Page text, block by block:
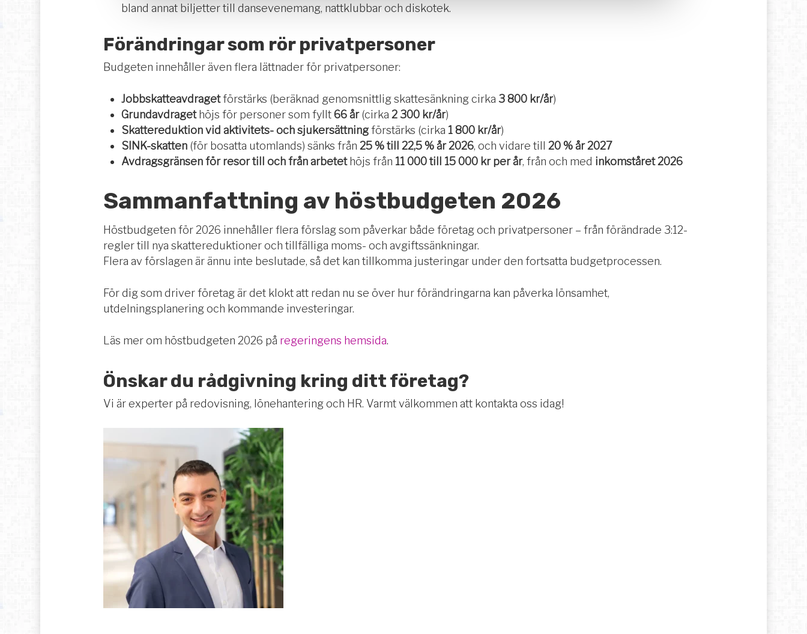
bland annat biljetter till dansevenemang, nattklubbar och diskotek.
Förändringar som rör privatpersoner
Budgeten innehåller även flera lättnader för privatpersoner:
Jobbskatteavdragetförstärks (beräknad genomsnittlig skattesänkning cirka 3 800 kr/år)
Grundavdragethöjs för personer som fyllt66 år(cirka 2 300 kr/år)
Skattereduktion vid aktivitets- och sjukersättningförstärks (cirka 1 800 kr/år)
SINK-skatten (för bosatta utomlands) sänks från 25 % till 22,5 % år 2026, och vidare till 20 % år 2027
Avdragsgränsen för resor till och från arbetethöjs från 11 000 till 15 000 kr per år, från och med inkomståret 2026
Sammanfattning av höstbudgeten 2026
Höstbudgeten för 2026 innehåller flera förslag som påverkar både företag och privatpersoner – från förändrade 3:12-
regler till nya skattereduktioner och tillfälliga moms- och avgiftssänkningar.
Flera av förslagen är ännu inte beslutade, så det kan tillkomma justeringar under den fortsatta budgetprocessen.
För dig som driver företag är det klokt att redan nu se över hur förändringarna kan påverka lönsamhet,
utdelningsplanering och kommande investeringar.
Läs mer om höstbudgeten 2026 på regeringens hemsida.
Önskar du rådgivning kring ditt företag?
Vi är experter på redovisning, lönehantering och HR. Varmt välkommen att kontakta oss idag!